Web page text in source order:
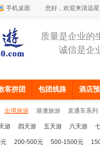
手机桌面 您好，欢迎来清远
质量是企业的
诚信是企
客拼团 包团线路 酒店
出境旅游 港澳旅游 直通车系列
游 四天游 五天游 六天游
200-500元 500-1500元